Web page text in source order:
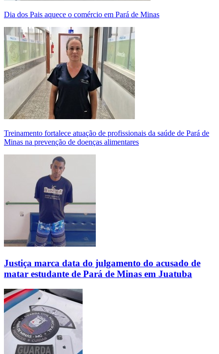
Dia dos Pais aquece o comércio em Pará de Minas
Treinamento fortalece atuação de profissionais da saúde de Pará de
Minas na prevenção de doenças alimentares
Justiça marca data do julgamento do acusado de
matar estudante de Pará de Minas em Juatuba